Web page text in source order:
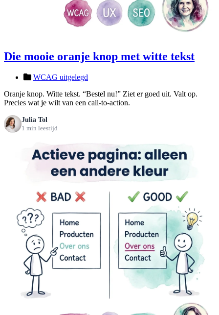
Die mooie oranje knop met witte tekst
WCAG uitgelegd
Oranje knop. Witte tekst. “Bestel nu!” Ziet er goed uit. Valt op.
Precies wat je wilt van een call-to-action.
Julia Tol
1 min leestijd